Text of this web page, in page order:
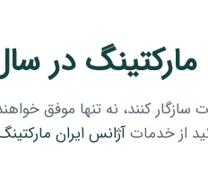
در سال
کنند، نه تنها موفق
از خدماتآژانس ایران